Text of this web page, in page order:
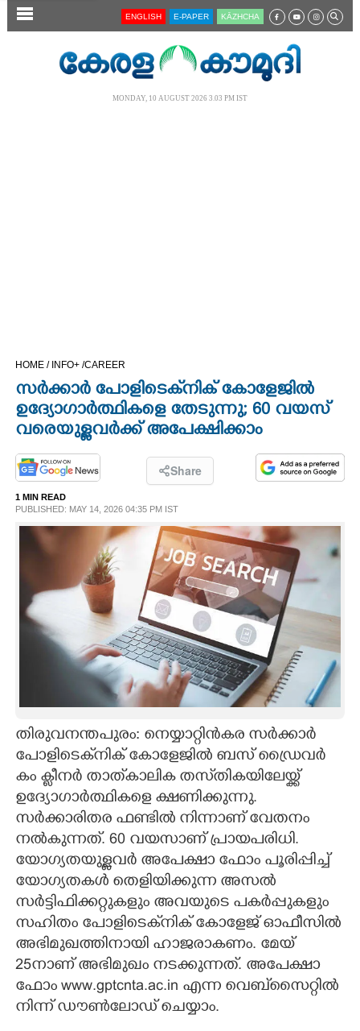
SECTIONS
OPINION
PHOTOS
LIFESTYLE
INFO+
CARTOONS
LITERATURE
ZOOM
CONTACT US
ENGLISH E-PAPER KĀZHCHA
MONDAY, 10 AUGUST 2026 3.03 PM IST
HOME / INFO+ /CAREER
സർക്കാർ പോളിടെക്‌നിക് കോളേജിൽ
ഉദ്യോഗാർത്ഥികളെ തേടുന്നു; 60 വയസ്
വരെയുള്ളവർക്ക് അപേക്ഷിക്കാം
Share
1 MIN READ
PUBLISHED: MAY 14, 2026 04:35 PM IST
തിരുവനന്തപുരം: നെയ്യാറ്റിൻകര സ‌ർക്കാർ
പോളിടെക്‌നിക് കോളേജിൽ ബസ് ഡ്രൈവർ
കം ക്ളീനർ താത്‌കാലിക തസ്‌തികയിലേയ്ക്ക്
ഉദ്യോഗാർത്ഥികളെ ക്ഷണിക്കുന്നു.
സർക്കാരിതര ഫണ്ടിൽ നിന്നാണ് വേതനം
നൽകുന്നത്. 60 വയസാണ് പ്രായപരിധി.
യോഗ്യതയുള്ളവർ അപേക്ഷാ ഫോം പൂരിപ്പിച്ച്
യോഗ്യതകൾ തെളിയിക്കുന്ന അസൽ
സർട്ടിഫിക്കറ്റുകളും അവയുടെ പകർപ്പുകളും
സഹിതം പോളിടെക്‌നിക് കോളേജ് ഓഫീസിൽ
അഭിമുഖത്തിനായി ഹാജരാകണം. മേയ്
25നാണ് അഭിമുഖം നടക്കുന്നത്. അപേക്ഷാ
ഫോം www.gptcnta.ac.in എന്ന വെബ്‌സൈറ്റിൽ
നിന്ന് ഡൗൺലോഡ് ചെയ്യാം.